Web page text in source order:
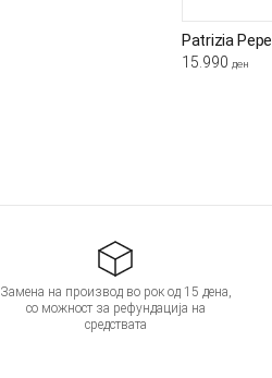
Patrizia Pepe
15.990 ден
Замена на производ во рок од 15 дена,
со можност за рефундација на
средствата